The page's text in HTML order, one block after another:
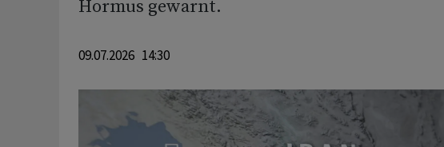
Hormus gewarnt.
09.07.2026 14:30